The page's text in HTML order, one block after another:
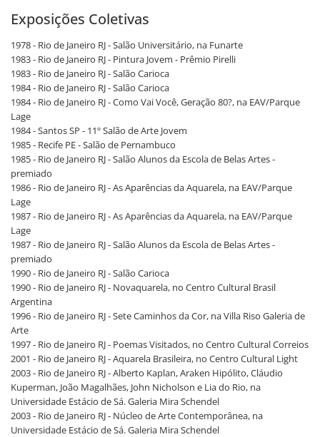
Exposições Coletivas
1978 - Rio de Janeiro RJ - Salão Universitário, na Funarte
1983 - Rio de Janeiro RJ - Pintura Jovem - Prêmio Pirelli
1983 - Rio de Janeiro RJ - Salão Carioca
1984 - Rio de Janeiro RJ - Salão Carioca
1984 - Rio de Janeiro RJ - Como Vai Você, Geração 80?, na EAV/Parque
Lage
1984 - Santos SP - 11º Salão de Arte Jovem
1985 - Recife PE - Salão de Pernambuco
1985 - Rio de Janeiro RJ - Salão Alunos da Escola de Belas Artes -
premiado
1986 - Rio de Janeiro RJ - As Aparências da Aquarela, na EAV/Parque
Lage
1987 - Rio de Janeiro RJ - As Aparências da Aquarela, na EAV/Parque
Lage
1987 - Rio de Janeiro RJ - Salão Alunos da Escola de Belas Artes -
premiado
1990 - Rio de Janeiro RJ - Salão Carioca
1990 - Rio de Janeiro RJ - Novaquarela, no Centro Cultural Brasil
Argentina
1996 - Rio de Janeiro RJ - Sete Caminhos da Cor, na Villa Riso Galeria de
Arte
1997 - Rio de Janeiro RJ - Poemas Visitados, no Centro Cultural Correios
2001 - Rio de Janeiro RJ - Aquarela Brasileira, no Centro Cultural Light
2003 - Rio de Janeiro RJ - Alberto Kaplan, Araken Hipólito, Cláudio
Kuperman, João Magalhães, John Nicholson e Lia do Rio, na
Universidade Estácio de Sá. Galeria Mira Schendel
2003 - Rio de Janeiro RJ - Núcleo de Arte Contemporânea, na
Universidade Estácio de Sá. Galeria Mira Schendel